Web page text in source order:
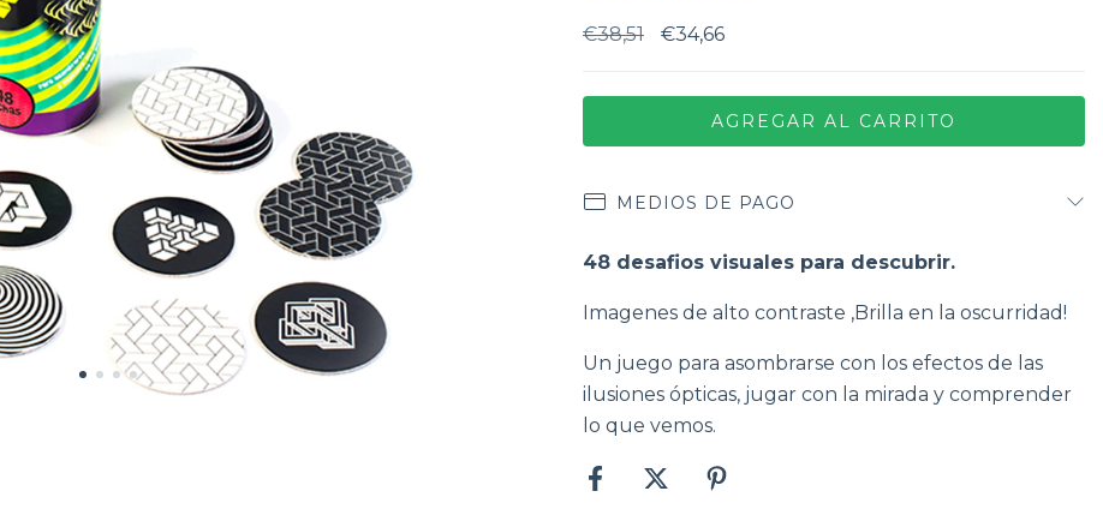
€38,51 €34,66
MEDIOS DE PAGO
48 desafios visuales para descubrir.
Imagenes de alto contraste ,Brilla en la oscurridad!
Un juego para asombrarse con los efectos de las
ilusiones ópticas, jugar con la mirada y comprender
lo que vemos.